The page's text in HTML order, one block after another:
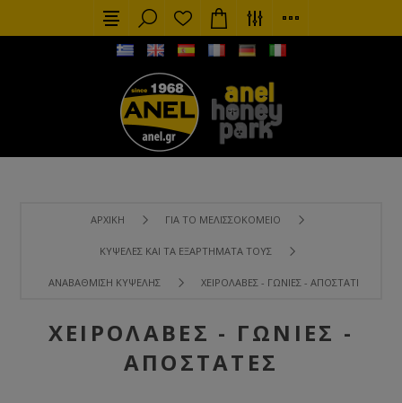
ΑΡΧΙΚΉ ΓΙΑ ΤΟ ΜΕΛΙΣΣΟΚΟΜΕΊΟ
ΚΥΨΈΛΕΣ ΚΑΙ ΤΑ ΕΞΑΡΤΉΜΑΤΑ ΤΟΥΣ
ΑΝΑΒΆΘΜΙΣΗ ΚΥΨΈΛΗΣ ΧΕΙΡΟΛΑΒΈΣ - ΓΩΝΊΕΣ - ΑΠΟΣΤΆΤΕΣ
ΧΕΙΡΟΛΑΒΈΣ - ΓΩΝΊΕΣ -
ΑΠΟΣΤΆΤΕΣ